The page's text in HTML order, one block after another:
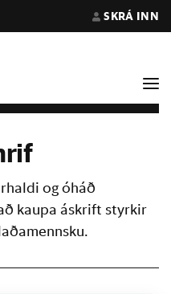
SKRÁ INN
og óháð
kaupa áskrift styrkir